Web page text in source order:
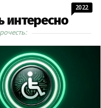
интересно
2022